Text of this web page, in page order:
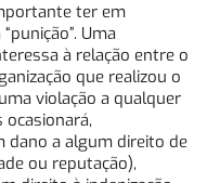
ter em
Uma
à relação entre o
que realizou o
violação a qualquer
dano a algum direito de
ou reputação),